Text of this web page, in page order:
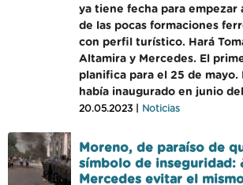
ya tiene fecha para empezar
de las pocas formaciones
con perfil turístico. Hará
Altamira y Mercedes. El
planifica para el 25 de mayo.
había inaugurado en junio
20.05.2023 | Noticias
Moreno, de paraíso de
símbolo de inseguridad:
Mercedes evitar el